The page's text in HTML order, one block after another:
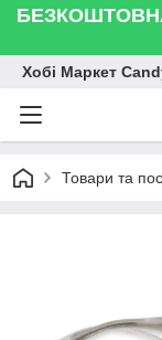
Хобі Маркет
Товари та